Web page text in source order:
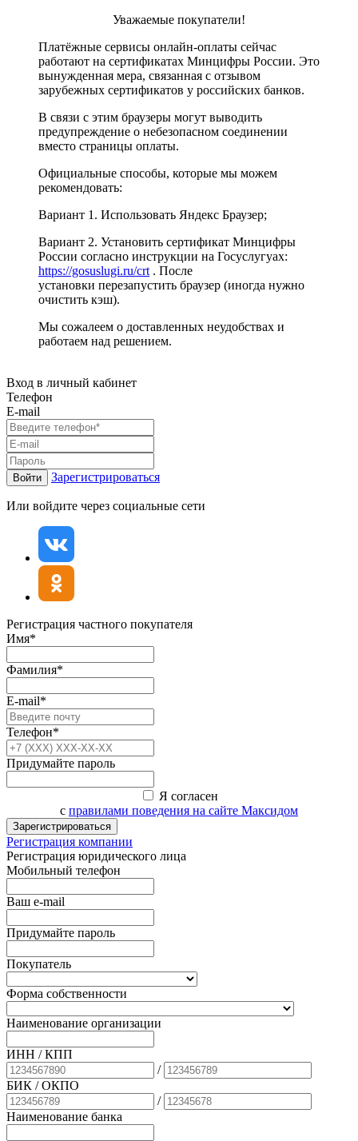
Уважаемые покупатели!
Платёжные сервисы онлайн-оплаты сейчас
работают на сертификатах Минцифры России. Это
вынужденная мера, связанная с отзывом
зарубежных сертификатов у российских банков.
В связи с этим браузеры могут выводить
предупреждение о небезопасном соединении
вместо страницы оплаты.
Официальные способы, которые мы можем
рекомендовать:
Вариант 1. Использовать Яндекс Браузер;
Вариант 2. Установить сертификат Минцифры
России согласно инструкции на Госуслугуах:
https://gosuslugi.ru/crt . После
установки перезапустить браузер (иногда нужно
очистить кэш).
Мы сожалеем о доставленных неудобствах и
работаем над решением.
Вход в личный кабинет
Телефон
E-mail
Войти Зарегистрироваться
Или войдите через социальные сети
Регистрация частного покупателя
Имя*
Фамилия*
E-mail*
Телефон*
Придумайте пароль
Я согласен
с правилами поведения на сайте Максидом
Зарегистрироваться
Регистрация компании
Регистрация юридического лица
Мобильный телефон
Ваш e-mail
Придумайте пароль
Покупатель
Форма собственности
Наименование организации
ИНН / КПП
/
БИК / ОКПО
/
Наименование банка